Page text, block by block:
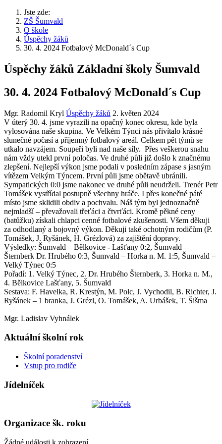
Jste zde:
ZŠ Šumvald
O škole
Úspěchy žáků
30. 4. 2024 Fotbalový McDonald´s Cup
Úspěchy žáků Základní školy Šumvald
30. 4. 2024 Fotbalový McDonald´s Cup
Mgr. Radomil Kryl Úspěchy žáků 2. květen 2024
V úterý 30. 4. jsme vyrazili na opačný konec okresu, kde byla
vylosována naše skupina. Ve Velkém Týnci nás přivítalo krásné
slunečné počasí a příjemný fotbalový areál. Celkem pět týmů se
utkalo navzájem. Soupeři byli nad naše síly. Přes veškerou snahu
nám vždy utekl první poločas. Ve druhé půli již došlo k značnému
zlepšení. Nejlepší výkon jsme podali v posledním zápase s jasným
vítězem Velkým Týncem. První půli jsme obětavě ubránili.
Sympatických 0:0 jsme nakonec ve druhé půli neudrželi. Trenér Petr
Tomášek vystřídal postupně všechny hráče. I přes konečné páté
místo jsme sklidili obdiv a pochvalu. Náš tým byl jednoznačně
nejmladší – převažovali třeťáci a čtvrťáci. Kromě pěkné ceny
(batůžku) získali chlapci cenné fotbalové zkušenosti. Všem děkuji
za odhodlaný a bojovný výkon. Děkuji také ochotným rodičům (P.
Tomášek, J. Ryšánek, H. Grézlová) za zajištění dopravy.
Výsledky: Šumvald – Bělkovice - Lašťany 0:2, Šumvald –
Šternberk Dr. Hrubého 0:3, Šumvald – Horka n. M. 1:5, Šumvald –
Velký Týnec 0:5
Pořadí: 1. Velký Týnec, 2. Dr. Hrubého Šternberk, 3. Horka n. M.,
4. Bělkovice Lašťany, 5. Šumvald
Sestava: F. Havelka, R. Krestýn, M. Polc, J. Vychodil, B. Richter, J.
Ryšánek – 1 branka, J. Grézl, O. Tomášek, A. Urbášek, T. Šišma
Mgr. Ladislav Vyhnálek
Aktuální školní rok
Školní poradenství
Vstup pro rodiče
Jídelníček
Organizace šk. roku
Žádné události k zobrazení